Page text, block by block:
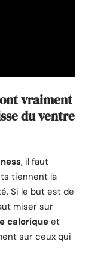
vraiment
du ventre
, il faut
tiennent la
Si le but est de
miser sur
calorique et
sur ceux qui